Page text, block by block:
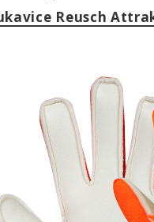
Reusch
PREVIOUS